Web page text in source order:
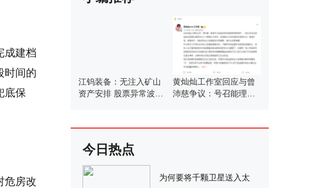
成建档
时间的
底保
危房改
江钨装备：无注入矿山
资产安排 股票异常波动
黄灿灿工作室回应与曾
沛慈争议：号召能理智
今日热点
为何要将千颗卫星送入太